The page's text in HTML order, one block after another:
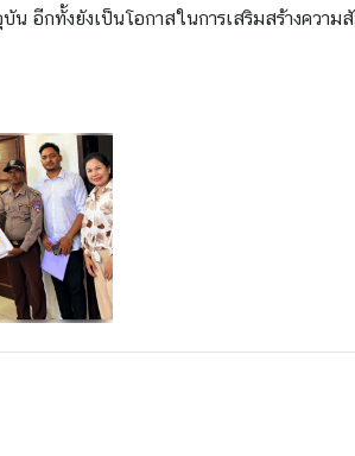
กทั้งยังเป็นโอกาสในการเสริมสร้างความสั